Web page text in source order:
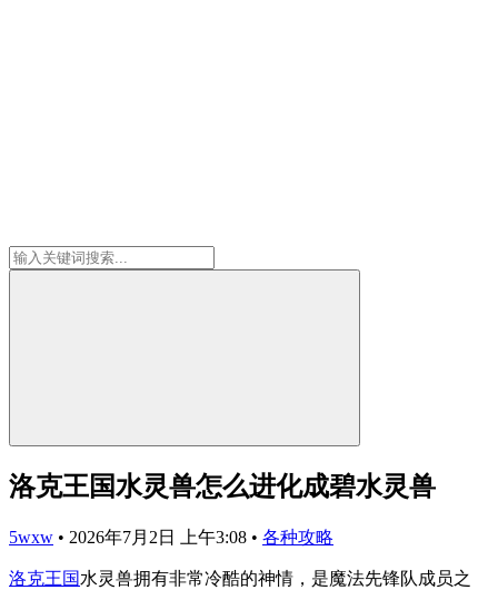
洛克王国水灵兽怎么进化成碧水灵兽
5wxw • 2026年7月2日 上午3:08 • 各种攻略
洛克王国水灵兽拥有非常冷酷的神情，是魔法先锋队成员之